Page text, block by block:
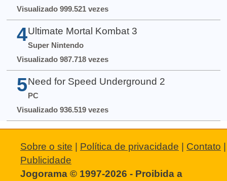
Visualizado 999.521 vezes
4 Ultimate Mortal Kombat 3
Super Nintendo
Visualizado 987.718 vezes
5 Need for Speed Underground 2
PC
Visualizado 936.519 vezes
Sobre o site | Política de privacidade | Contato |
Publicidade
Jogorama © 1997-2026 - Proibida a